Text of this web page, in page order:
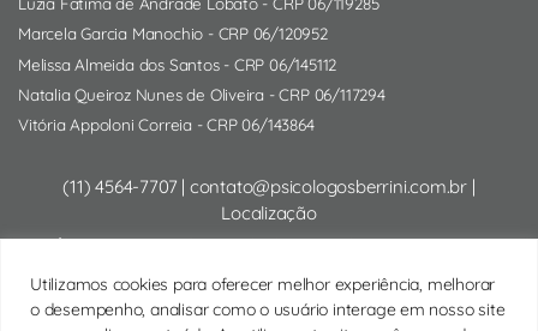
Utilizamos cookies para oferecer melhor experiência, melhorar
o desempenho, analisar como o usuário interage em nosso site
Marcela Garcia Manochio - CRP 06/120952
Melissa Almeida dos Santos- CRP 06/145112
Natalia Queiroz Nunes de Oliveira - CRP 06/117294
Vitória Appoloni Correia - CRP 06/143864
(11) 4564-7707 | contato@psicologosberrini.com.br |
Localização
Psicólogo Presencial:Rua Alcides Ricardini Neves, 12 - CJ 610
- Brooklin (Próx. Berrini e Vila Olímpia) - São Paulo/SP |
Maps